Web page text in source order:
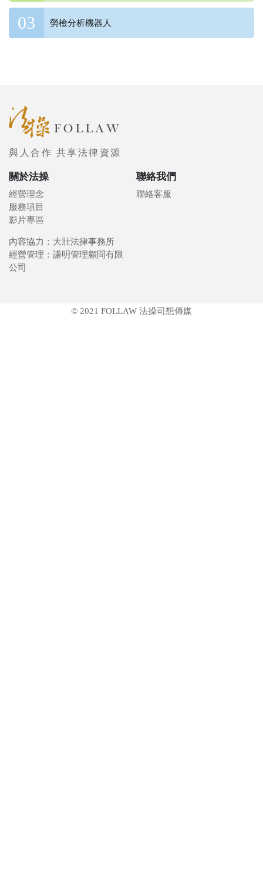
勞檢分析機器人
與人合作 共享法律資源
關於法操
經營理念
服務項目
影片專區
聯絡我們
聯絡客服
內容協力：大壯法律事務所
經營管理：謙明管理顧問有限
公司
© 2021 FOLLAW 法操司想傳媒